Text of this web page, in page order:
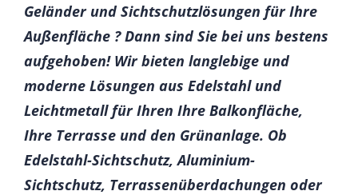
Geländer und Sichtschutzlösungen für Ihre
Außenfläche ? Dann sind Sie bei uns bestens
aufgehoben! Wir bieten langlebige und
moderne Lösungen aus Edelstahl und
Leichtmetall für Ihren Ihre Balkonfläche,
Ihre Terrasse und den Grünanlage. Ob
Edelstahl-Sichtschutz, Aluminium-
Sichtschutz, Terrassenüberdachungen oder